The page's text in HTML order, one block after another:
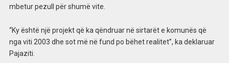
mbetur pezull për shumë vite.
“Ky është një projekt që ka qëndruar në sirtarët e komunës që
nga viti 2003 dhe sot më në fund po bëhet realitet”, ka deklaruar
Pajaziti.